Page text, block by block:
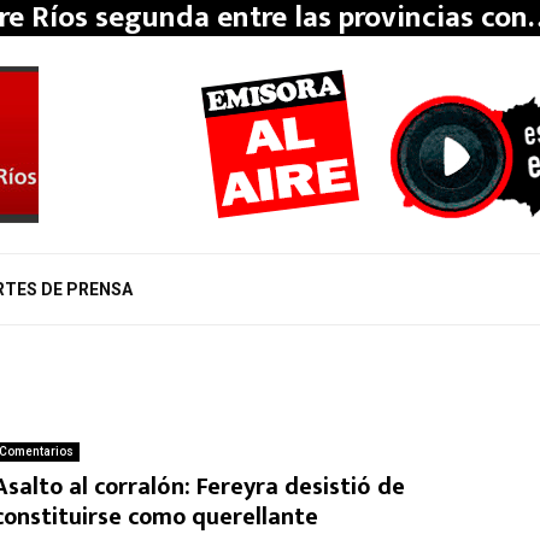
Ríos segunda entre las provincias
DE PRENSA
Comentarios
al corralón: Fereyra desistió de
como querellante